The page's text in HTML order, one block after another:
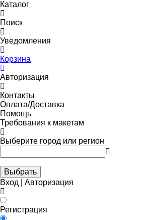
Каталог
Поиск
Уведомления
Корзина
Авторизация
Контакты
Оплата/Доставка
Помощь
Требования к макетам
Выберите город или регион
Выбрать
Вход | Авторизация
Регистрация